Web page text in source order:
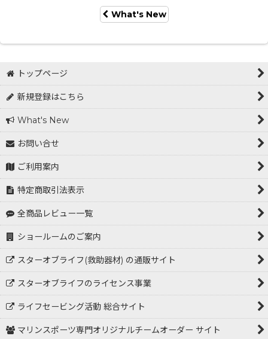
What's New
トップページ
新規登録はこちら
What's New
お問い合せ
ご利用案内
特定商取引法表示
全商品レビュー一覧
ショールームのご案内
スターオブライフ(救助器材) の通販サイト
スターオブライフのライセンス事業
ライフセービング活動 総合サイト
マリンスポーツ専門オリジナルチームオーダー サイト